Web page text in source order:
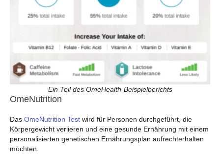
Ein Teil des OmeHealth-Beispielberichts
OmeNutrition
Das OmeNutrition Test wird für Personen durchgeführt, die
Körpergewicht verlieren und eine gesunde Ernährung mit einem
personalisierten genetischen Ernährungsplan aufrechterhalten
möchten.